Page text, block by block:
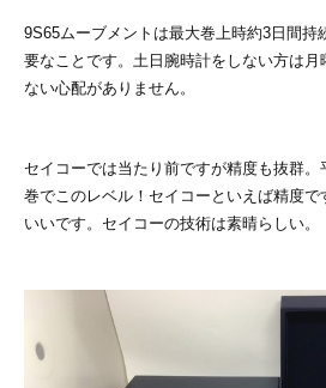
9S65ムーブメントは最大巻上時約3日間持
要なことです。土日腕時計をしない方は月
ない心配がありません。
セイコーでは当たり前ですが精度も抜群
巻でこのレベル！セイコーといえば精度
いいです。セイコーの技術は素晴らしい。